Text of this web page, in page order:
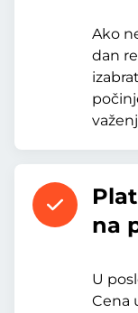
Ako
dan
na
U
Cena